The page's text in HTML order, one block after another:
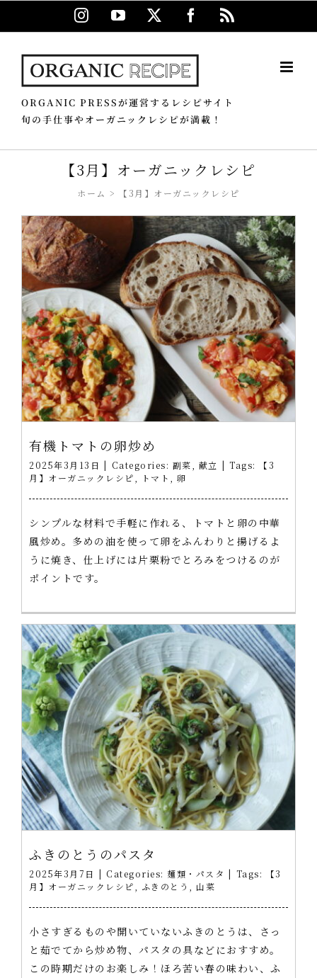
Instagram
YouTube Facebook
ORGANIC PRESSが運営するレシピサイト
旬の手仕事やオーガニックレシピが満載！
【3月】オーガニックレシピ
ホーム 【3月】オーガニックレシピ
有機トマトの卵炒め
2025年3月13日 | Categories: 副菜 献立 | Tags:
【3
月】オーガニックレシピ
トマト 卵
シンプルな材料で手軽に作れる、トマトと卵の中華
風炒め。多めの油を使って卵をふんわりと揚げるよ
うに焼き、仕上げには片栗粉でとろみをつけるのが
ポイントです。
ふきのとうのパスタ
2025年3月7日 | Categories: 麺類・パスタ | Tags:
【3
月】オーガニックレシピ
ふきのとう 山菜
小さすぎるものや開いていないふきのとうは、さっ
と茹でてから炒め物、パスタの具などにおすすめ。
この時期だけのお楽しみ！ほろ苦い春の味わい、ふ